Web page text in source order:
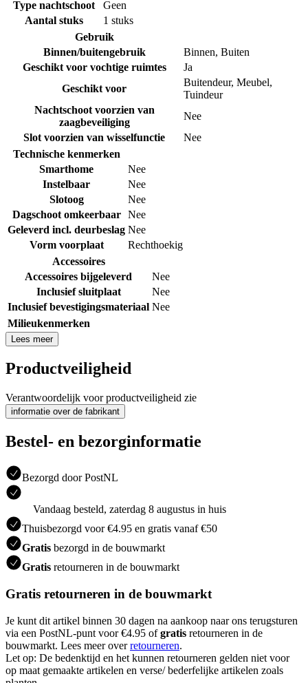
Type nachtschoot
Geen
Aantal stuks
1 stuks
Gebruik
Binnen/buitengebruik
Binnen, Buiten
Geschikt voor vochtige ruimtes
Ja
Geschikt voor
Buitendeur, Meubel,
Tuindeur
Nachtschoot voorzien van
zaagbeveiliging
Nee
Slot voorzien van wisselfunctie
Nee
Technische kenmerken
Smarthome
Nee
Instelbaar
Nee
Slotoog
Nee
Dagschoot omkeerbaar
Nee
Geleverd incl. deurbeslag Nee
Vorm voorplaat
Rechthoekig
Accessoires
Accessoires bijgeleverd
Nee
Inclusief sluitplaat
Nee
Inclusief bevestigingsmateriaal Nee
Milieukenmerken
Lees meer
Productveiligheid
Verantwoordelijk voor productveiligheid zie
informatie over de fabrikant
Bestel- en bezorginformatie
Bezorgd door PostNL
Vandaag besteld, zaterdag 8 augustus in huis
Thuisbezorgd voor €4.95 en gratis vanaf €50
Gratis bezorgd in de bouwmarkt
Gratis retourneren in de bouwmarkt
Gratis retourneren in de bouwmarkt
Je kunt dit artikel binnen 30 dagen na aankoop naar ons terugsturen
via een PostNL-punt voor €4.95 ofgratis retourneren in de
bouwmarkt. Lees meer overretourneren.
Let op: De bedenktijd en het kunnen retourneren gelden niet voor
op maat gemaakte artikelen en verse/ bederfelijke artikelen zoals